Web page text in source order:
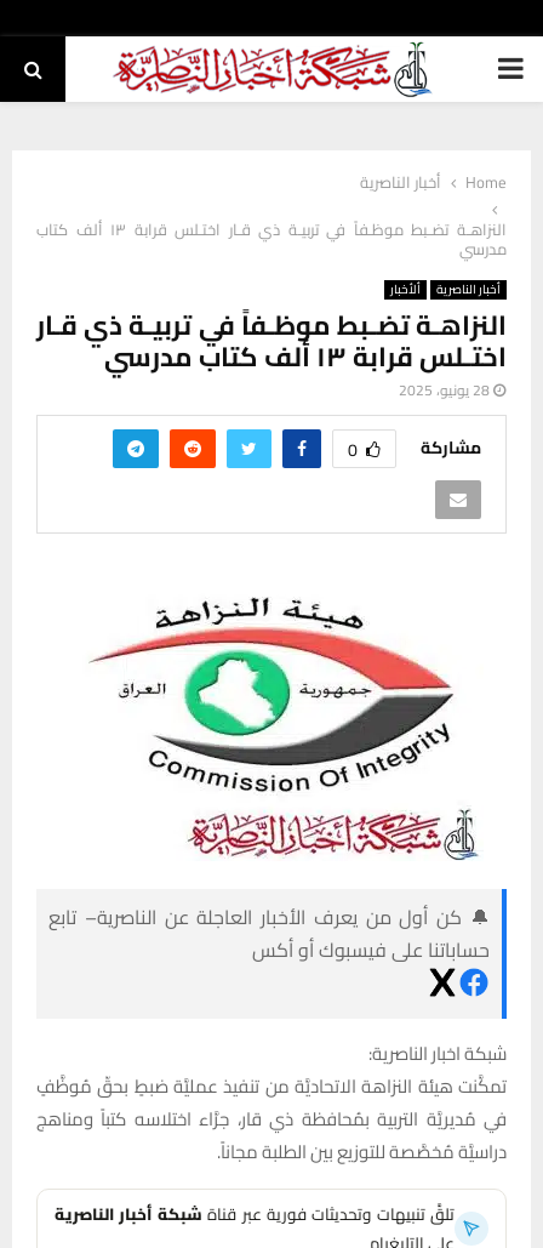
PRIMARY
Home
أخبار الناصرية
النزاهـة تضـبط موظـفاً في تربيـة ذي قـار اختـلس قرابة ۱۳ ألف كتاب
مدرسي
أخبار الناصرية ألأخبار
النزاهـة تضـبط موظـفاً في تربيـة ذي قـار
اختـلس قرابة ۱۳ ألف كتاب مدرسي
28 يونيو، 2025
مشاركة 0
🔔 كن أول من يعرف الأخبار العاجلة عن الناصرية– تابع
حساباتنا على فيسبوك أو أكس
شبكة اخبار الناصرية:
تمكَّنت هيئة النزاهة الاتحاديَّة من تنفيذ عمليَّة ضبطٍ بحقّ مُوظَّفٍ
في مُديريَّة التربية بمُحافظة ذي قار، جرَّاء اختلاسه كتباً ومناهج
دراسيَّة مُخصَّصة للتوزيع بين الطلبة مجاناً.
تلقَّ تنبيهات وتحديثات فورية عبر قناةشبكة أخبار الناصرية